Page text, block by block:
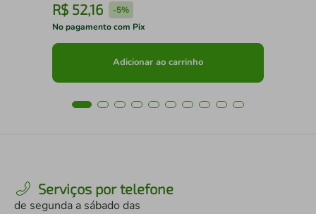
R$ 52,16 -5%
No pagamento com Pix
Adicionar ao carrinho
Serviços por telefone
de segunda a sábado das